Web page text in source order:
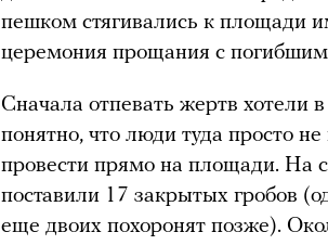
пешком стягивались к площади
церемония прощания с
Сначала отпевать жертв хотели
понятно, что люди туда просто
провести прямо на площади. На
поставили 17 закрытых гробов
еще двоих похоронят позже).